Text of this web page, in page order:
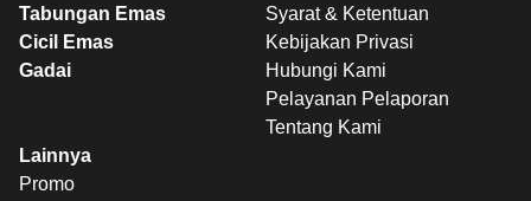
Tabungan Emas
Cicil Emas
Gadai
Syarat & Ketentuan
Kebijakan Privasi
Hubungi Kami
Pelayanan Pelaporan
Tentang Kami
Lainnya
Promo